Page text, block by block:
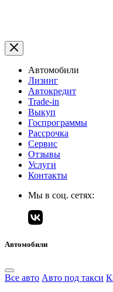
Автомобили
Лизинг
Автокредит
Trade-in
Выкуп
Госпрограммы
Рассрочка
Сервис
Отзывы
Услуги
Контакты
Мы в соц. сетях:
Автомобили
Все авто Авто под такси